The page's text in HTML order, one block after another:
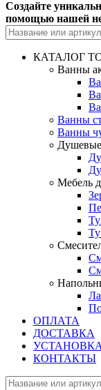
Создайте
помощью нашей
КАТАЛОГ
Ванны
Ванны
Ванны
Мебель
ОПЛАТА
ДОСТАВКА
УСТАНОВКА
КОНТАКТЫ